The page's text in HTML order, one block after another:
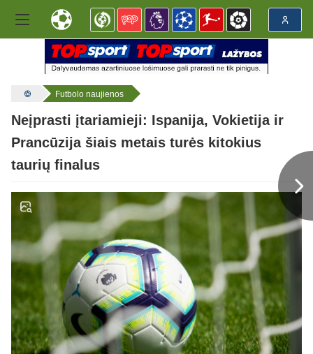
Futbolo naujienos
Neįprasti įtariamieji: Ispanija, Vokietija ir
Prancūzija šiais metais turės kitokius
taurių finalus